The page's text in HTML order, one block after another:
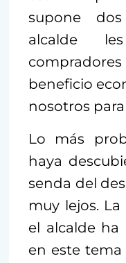
supone
alcalde
beneficio
nosotros
Lo más
haya
senda del
muy lejos.
el alcalde ha
en este tema